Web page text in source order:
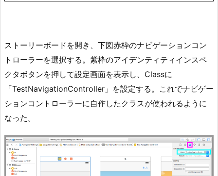
ストーリーボードを開き、下図赤枠のナビゲーションコン
トローラーを選択する。紫枠のアイデンティティインスペ
クタボタンを押して設定画面を表示し、Classに
「TestNavigationController」を設定する。これでナビゲー
ションコントローラーに自作したクラスが使われるように
なった。